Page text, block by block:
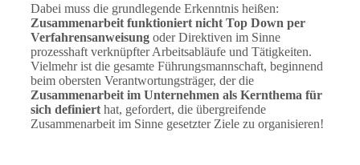
Dabei muss die grundlegende Erkenntnis heißen:
Zusammenarbeit funktioniert nicht Top Down per
Verfahrensanweisung oder Direktiven im Sinne
prozesshaft verknüpfter Arbeitsabläufe und Tätigkeiten.
Vielmehr ist die gesamte Führungsmannschaft, beginnend
beim obersten Verantwortungsträger, der die
Zusammenarbeit im Unternehmen als Kernthema für
sich definiert hat, gefordert, die übergreifende
Zusammenarbeit im Sinne gesetzter Ziele zu organisieren!